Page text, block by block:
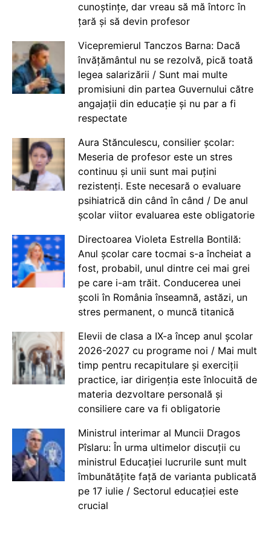
cunoștințe, dar vreau să mă întorc în
țară și să devin profesor
Vicepremierul Tanczos Barna: Dacă
învățământul nu se rezolvă, pică toată
legea salarizării / Sunt mai multe
promisiuni din partea Guvernului către
angajații din educație și nu par a fi
respectate
Aura Stănculescu, consilier școlar:
Meseria de profesor este un stres
continuu și unii sunt mai puțini
rezistenți. Este necesară o evaluare
psihiatrică din când în când / De anul
școlar viitor evaluarea este obligatorie
Directoarea Violeta Estrella Bontilă:
Anul școlar care tocmai s-a încheiat a
fost, probabil, unul dintre cei mai grei
pe care i-am trăit. Conducerea unei
școli în România înseamnă, astăzi, un
stres permanent, o muncă titanică
Elevii de clasa a IX-a încep anul școlar
2026-2027 cu programe noi / Mai mult
timp pentru recapitulare și exerciții
practice, iar dirigenția este înlocuită de
materia dezvoltare personală și
consiliere care va fi obligatorie
Ministrul interimar al Muncii Dragos
Pîslaru: În urma ultimelor discuții cu
ministrul Educației lucrurile sunt mult
îmbunătățite față de varianta publicată
pe 17 iulie / Sectorul educației este
crucial